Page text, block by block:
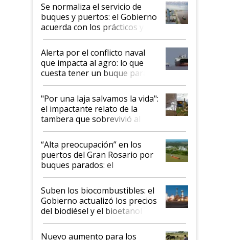
Se normaliza el servicio de
buques y puertos: el Gobierno
acuerda con los prácticos y
suspende el decreto de
desregulación
Alerta por el conflicto naval
que impacta al agro: lo que
cuesta tener un buque parado
y el peligro de que Argentina
pase a ser "país sucio"
"Por una laja salvamos la vida":
el impactante relato de la
tambera que sobrevivió al
tornado
“Alta preocupación” en los
puertos del Gran Rosario por
buques parados: el
funcionamiento de las
exportadoras en tensión tras
la medida de fuerza de los
prácticos
Suben los biocombustibles: el
Gobierno actualizó los precios
del biodiésel y el bioetanol
Nuevo aumento para los